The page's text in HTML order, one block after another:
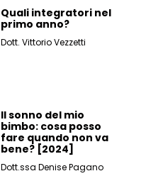
Quali integratori nel
primo anno?
Dott. Vittorio Vezzetti
Il sonno del mio
bimbo: cosa posso
fare quando non va
bene? [2024]
Dott.ssa Denise Pagano